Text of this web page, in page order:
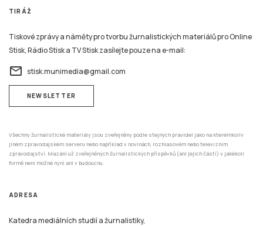
TIRÁŽ
Tiskové zprávy a náměty pro tvorbu žurnalistických materiálů pro Online
Stisk, Rádio Stisk a TV Stisk zasílejte pouze na e-mail:
email stisk.munimedia@gmail.com
NEWSLETTER
Všechny žurnalistické materiály jsou zveřejněny podle stejných pravidel jako na kterémkoliv
jiném zpravodajském serveru nebo například v novinách, rozhlasovém nebo televizním
zpravodajství. Mazání už zveřejněných žurnalistických příspěvků (ani jejich částí) v jakékoli
formě není možné nyní ani v budoucnu.
ADRESA
Katedra mediálních studií a žurnalistiky,